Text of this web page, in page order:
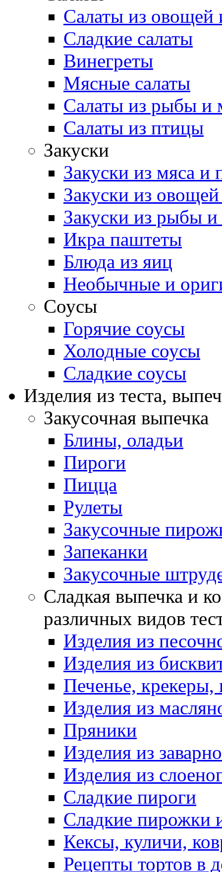
Салаты из овощей
Сладкие салаты
Винегреты
Мясные салаты
Салаты из рыбы и
Салаты из птицы
Закуски
Закуски из мяса и
Закуски из
Закуски из рыбы
Икра паштеты
Блюда из яиц
Необычные и
Соусы
Горячие соусы
Холодные соусы
Сладкие соусы
Изделия из теста,
Закусочная выпечка
Блины, оладьи
Пироги
Пицца
Рулеты
Закусочные
Запеканки
Закусочные
Сладкая выпечка и
различных видов
Изделия из
Изделия из
Печенье, крекеры,
Изделия из
Пряники
Изделия из
Изделия из
Сладкие пироги
Сладкие пирожки
Кексы, куличи,
Рецепты тортов в